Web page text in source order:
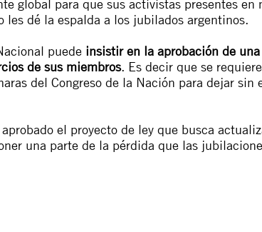
global para que sus activistas presentes en
dé la espalda a los jubilados argentinos.
puede insistir en la aprobación de
de sus miembros. Es decir que se
del Congreso de la Nación para dejar sin
el proyecto de ley que busca
una parte de la pérdida que las